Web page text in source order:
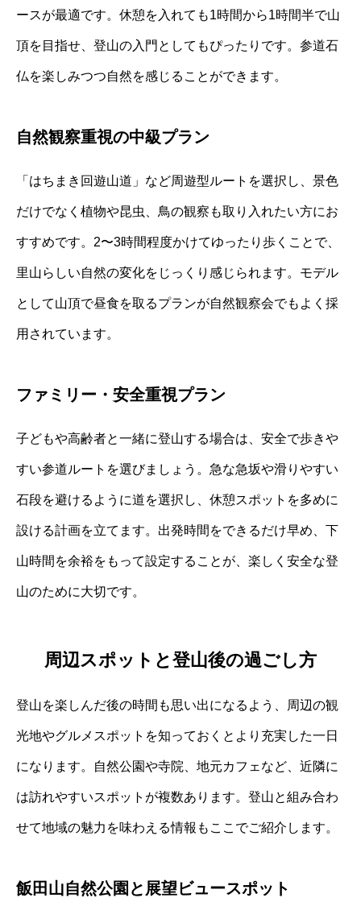
ースが最適です。休憩を入れても1時間から1時間半で山
頂を目指せ、登山の入門としてもぴったりです。参道石
仏を楽しみつつ自然を感じることができます。
自然観察重視の中級プラン
「はちまき回遊山道」など周遊型ルートを選択し、景色
だけでなく植物や昆虫、鳥の観察も取り入れたい方にお
すすめです。2〜3時間程度かけてゆったり歩くことで、
里山らしい自然の変化をじっくり感じられます。モデル
として山頂で昼食を取るプランが自然観察会でもよく採
用されています。
ファミリー・安全重視プラン
子どもや高齢者と一緒に登山する場合は、安全で歩きや
すい参道ルートを選びましょう。急な急坂や滑りやすい
石段を避けるように道を選択し、休憩スポットを多めに
設ける計画を立てます。出発時間をできるだけ早め、下
山時間を余裕をもって設定することが、楽しく安全な登
山のために大切です。
周辺スポットと登山後の過ごし方
登山を楽しんだ後の時間も思い出になるよう、周辺の観
光地やグルメスポットを知っておくとより充実した一日
になります。自然公園や寺院、地元カフェなど、近隣に
は訪れやすいスポットが複数あります。登山と組み合わ
せて地域の魅力を味わえる情報もここでご紹介します。
飯田山自然公園と展望ビュースポット